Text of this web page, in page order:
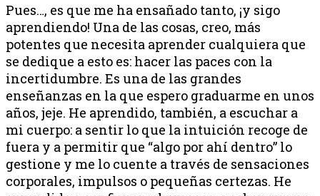
Pues…, es que me ha ensañado tanto, ¡y sigo
aprendiendo! Una de las cosas, creo, más
potentes que necesita aprender cualquiera que
se dedique a esto es: hacer las paces con la
incertidumbre. Es una de las grandes
enseñanzas en la que espero graduarme en unos
años, jeje. He aprendido, también, a escuchar a
mi cuerpo: a sentir lo que la intuición recoge de
fuera y a permitir que “algo por ahí dentro” lo
gestione y me lo cuente a través de sensaciones
corporales, impulsos o pequeñas certezas. He